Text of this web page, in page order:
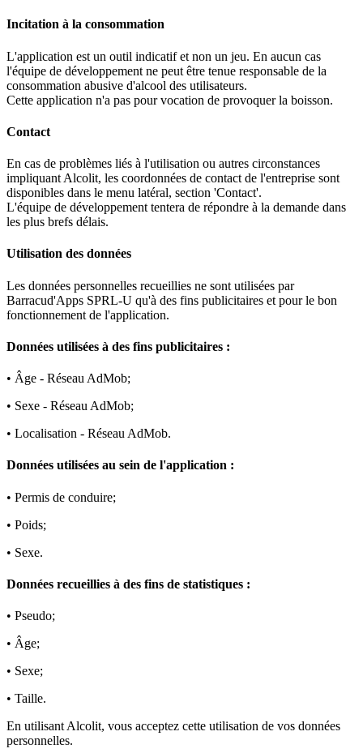
Incitation à la consommation
L'application est un outil indicatif et non un jeu. En aucun cas
l'équipe de développement ne peut être tenue responsable de la
consommation abusive d'alcool des utilisateurs.
Cette application n'a pas pour vocation de provoquer la boisson.
Contact
En cas de problèmes liés à l'utilisation ou autres circonstances
impliquant Alcolit, les coordonnées de contact de l'entreprise sont
disponibles dans le menu latéral, section 'Contact'.
L'équipe de développement tentera de répondre à la demande dans
les plus brefs délais.
Utilisation des données
Les données personnelles recueillies ne sont utilisées par
Barracud'Apps SPRL-U qu'à des fins publicitaires et pour le bon
fonctionnement de l'application.
Données utilisées à des fins publicitaires :
• Âge - Réseau AdMob;
• Sexe - Réseau AdMob;
• Localisation - Réseau AdMob.
Données utilisées au sein de l'application :
• Permis de conduire;
• Poids;
• Sexe.
Données recueillies à des fins de statistiques :
• Pseudo;
• Âge;
• Sexe;
• Taille.
En utilisant Alcolit, vous acceptez cette utilisation de vos données
personnelles.